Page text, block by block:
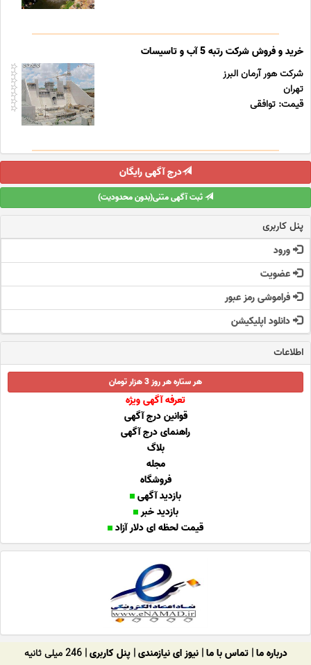
خرید و فروش شرکت رتبه 5 آب و تاسیسات
شرکت هور آرمان البرز
تهران
قیمت: توافقی
درج آگهی رایگان
ثبت آگهی متنی(بدون محدودیت)
پنل کاربری
ورود
عضویت
فراموشی رمز عبور
دانلود اپلیکیشن
اطلاعات
هر ستاره هر روز 3 هزار تومان
تعرفه آگهی ویژه
قوانین درج آگهی
راهنمای درج آگهی
بلاگ
مجله
فروشگاه
بازدید آگهی
بازدید خبر
قیمت لحظه ای دلار آزاد
درباره ما|تماس با ما|نیوز ای نیازمندی|پنل کاربری| 246 میلی ثانیه